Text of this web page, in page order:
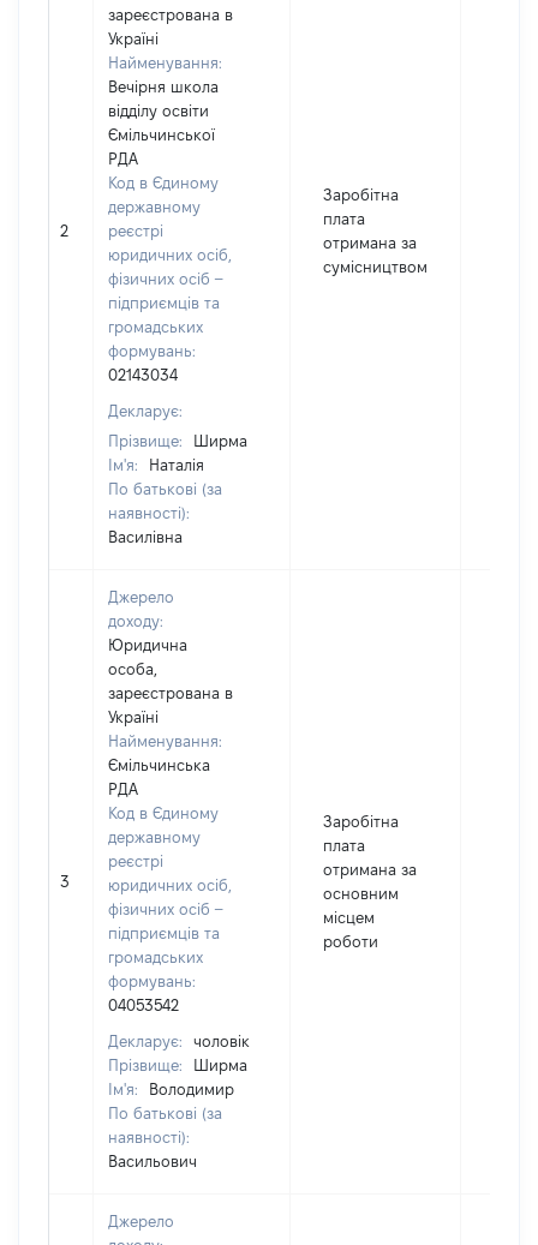
2
зареєстрована в
Україні
Найменування:
Вечірня школа
відділу освіти
Ємільчинської
РДА
Код в Єдиному
державному
реєстрі
юридичних осіб,
фізичних осіб –
підприємців та
громадських
формувань:
02143034
Декларує:
Прізвище:
Ширма
Ім'я:
Наталія
По батькові (за
наявності):
Василівна
Заробітна
плата
отримана за
сумісництвом
3
Джерело
доходу:
Юридична
особа,
зареєстрована в
Україні
Найменування:
Ємільчинська
РДА
Код в Єдиному
державному
реєстрі
юридичних осіб,
фізичних осіб –
підприємців та
громадських
формувань:
04053542
Декларує:
чоловік
Прізвище:
Ширма
Ім'я:
Володимир
По батькові (за
наявності):
Васильович
Заробітна
плата
отримана за
основним
місцем
роботи
Джерело